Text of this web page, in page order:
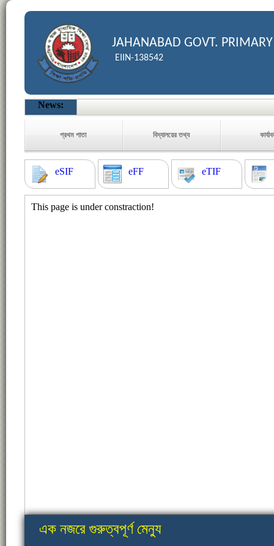
JAHANABAD GOVT.
EIIN-138542
News:
প্রথম পাতা বিদ্যালয়ের তথ্য
eSIF eFF eTIF
This page is under constraction!
এক নজরে গুরুত্বপূর্ণ মেন্যু